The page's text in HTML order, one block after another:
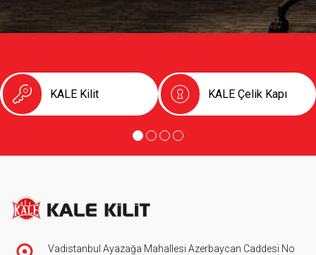
KALE Kilit KALE Çelik Kapı
Vadistanbul Ayazağa Mahallesi Azerbaycan Caddesi No